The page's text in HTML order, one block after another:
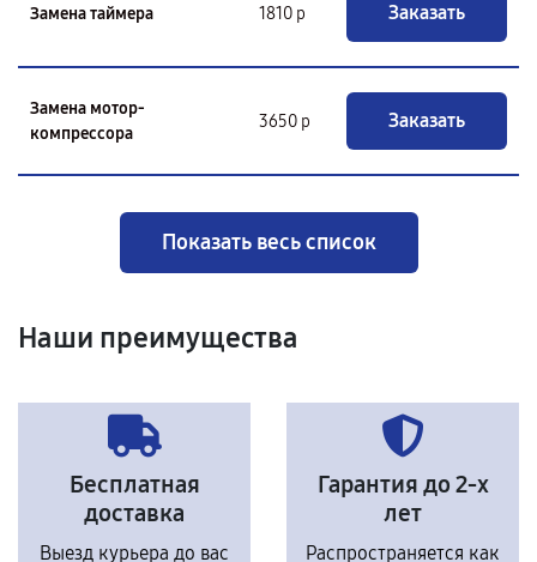
Замена таймера 1810 р Заказать
Замена мотор-
компрессора
3650 р Заказать
Показать весь список
Наши преимущества
Бесплатная
доставка
Выезд курьера до вас
Гарантия до 2-х
лет
Распространяется как